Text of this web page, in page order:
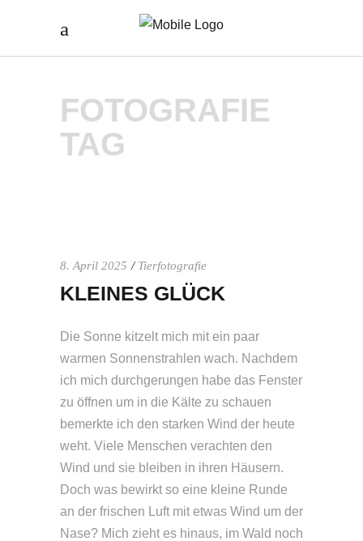
FOTOGRAFIE
TAG
8. April 2025 Tierfotografie
KLEINES GLÜCK
Die Sonne kitzelt mich mit ein paar
warmen Sonnenstrahlen wach. Nachdem
ich mich durchgerungen habe das Fenster
zu öffnen um in die Kälte zu schauen
bemerkte ich den starken Wind der heute
weht. Viele Menschen verachten den
Wind und sie bleiben in ihren Häusern.
Doch was bewirkt so eine kleine Runde
an der frischen Luft mit etwas Wind um der
Nase? Mich zieht es hinaus, im Wald noch